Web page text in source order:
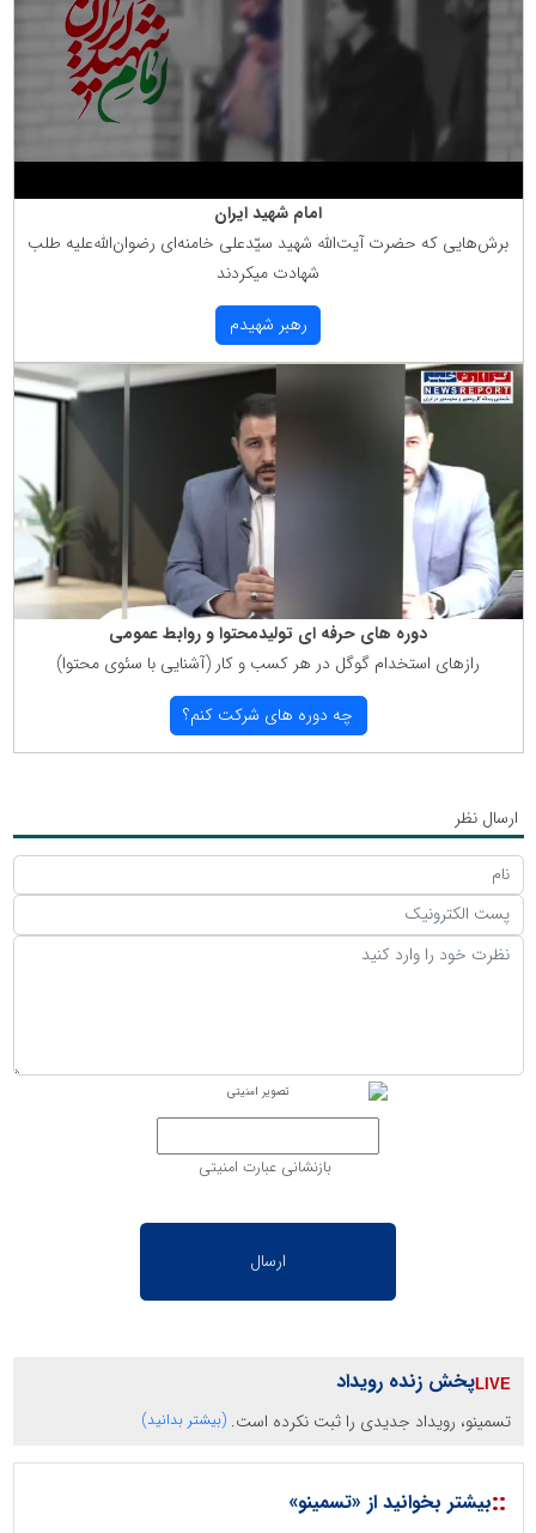
امام شهید ایران
برش‌هایی كه حضرت آیت‌الله شهید سیّدعلی خامنه‌ای رضوان‌الله‌علیه طلب
شهادت میكردند
رهبر شهیدم
دوره های حرفه ای تولیدمحتوا و روابط عمومی
رازهای استخدام گوگل در هر كسب و كار (آشنایی با سئوی محتوا)
چه دوره های شركت كنم؟
ارسال نظر
بازنشانی عبارت امنیتی
پخش زنده رویداد
تسمینو، رویداد جدیدی را ثبت نکرده است. (بیشتر بدانید)
::بیشتر بخوانید از «تسمینو»